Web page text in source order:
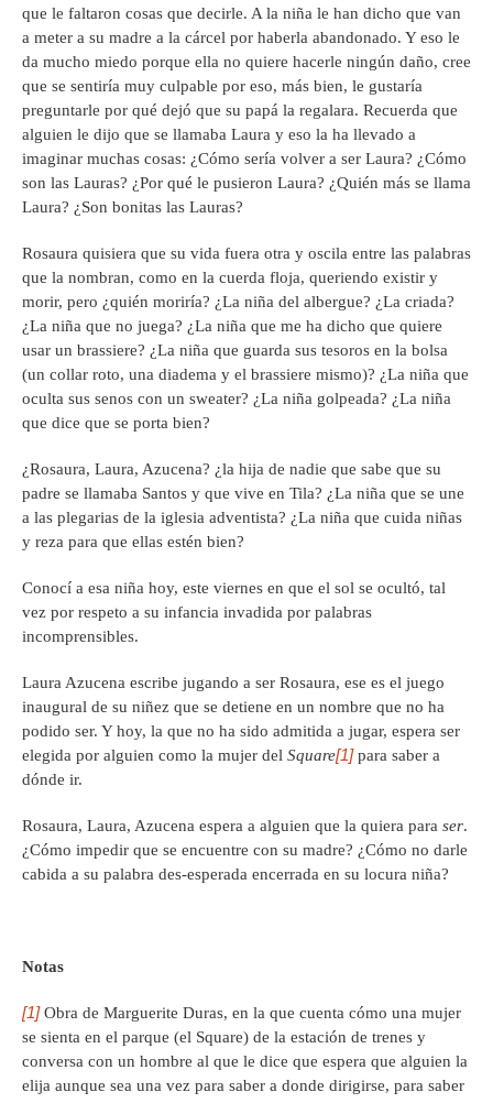
que le faltaron cosas que decirle. A la niña le han dicho que van
a meter a su madre a la cárcel por haberla abandonado. Y eso le
da mucho miedo porque ella no quiere hacerle ningún daño, cree
que se sentiría muy culpable por eso, más bien, le gustaría
preguntarle por qué dejó que su papá la regalara. Recuerda que
alguien le dijo que se llamaba Laura y eso la ha llevado a
imaginar muchas cosas: ¿Cómo sería volver a ser Laura? ¿Cómo
son las Lauras? ¿Por qué le pusieron Laura? ¿Quién más se llama
Laura? ¿Son bonitas las Lauras?
Rosaura quisiera que su vida fuera otra y oscila entre las palabras
que la nombran, como en la cuerda floja, queriendo existir y
morir, pero ¿quién moriría? ¿La niña del albergue? ¿La criada?
¿La niña que no juega? ¿La niña que me ha dicho que quiere
usar un brassiere? ¿La niña que guarda sus tesoros en la bolsa
(un collar roto, una diadema y el brassiere mismo)? ¿La niña que
oculta sus senos con un sweater? ¿La niña golpeada? ¿La niña
que dice que se porta bien?
¿Rosaura, Laura, Azucena? ¿la hija de nadie que sabe que su
padre se llamaba Santos y que vive en Tila? ¿La niña que se une
a las plegarias de la iglesia adventista? ¿La niña que cuida niñas
y reza para que ellas estén bien?
Conocí a esa niña hoy, este viernes en que el sol se ocultó, tal
vez por respeto a su infancia invadida por palabras
incomprensibles.
Laura Azucena escribe jugando a ser Rosaura, ese es el juego
inaugural de su niñez que se detiene en un nombre que no ha
podido ser. Y hoy, la que no ha sido admitida a jugar, espera ser
elegida por alguien como la mujer del Square[1]para saber a
dónde ir.
Rosaura, Laura, Azucena espera a alguien que la quiera para ser.
¿Cómo impedir que se encuentre con su madre? ¿Cómo no darle
cabida a su palabra des-esperada encerrada en su locura niña?
Notas
[1]Obra de Marguerite Duras, en la que cuenta cómo una mujer
se sienta en el parque (el Square) de la estación de trenes y
conversa con un hombre al que le dice que espera que alguien la
elija aunque sea una vez para saber a donde dirigirse, para saber